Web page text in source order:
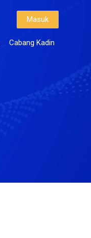
Masuk
Cabang Kadin